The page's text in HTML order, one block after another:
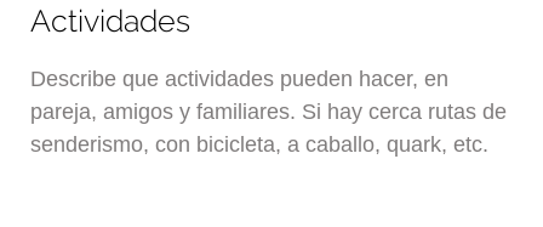
Actividades
Describe que actividades pueden hacer, en
pareja, amigos y familiares. Si hay cerca rutas de
senderismo, con bicicleta, a caballo, quark, etc.